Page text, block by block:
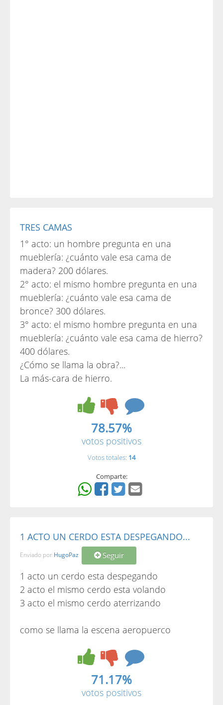
TRES CAMAS
1° acto: un hombre pregunta en una
mueblería: ¿cuánto vale esa cama de
madera? 200 dólares.
2° acto: el mismo hombre pregunta en una
mueblería: ¿cuánto vale esa cama de
bronce? 300 dólares.
3° acto: el mismo hombre pregunta en una
mueblería: ¿cuánto vale esa cama de hierro?
400 dólares.
¿Cómo se llama la obra?...
La más-cara de hierro.
78.57%
votos positivos
Votos totales: 14
Comparte:
1 ACTO UN CERDO ESTA DESPEGANDO...
Enviado por HugoPaz Seguir
1 acto un cerdo esta despegando
2 acto el mismo cerdo esta volando
3 acto el mismo cerdo aterrizando
como se llama la escena aeropuerco
71.17%
votos positivos